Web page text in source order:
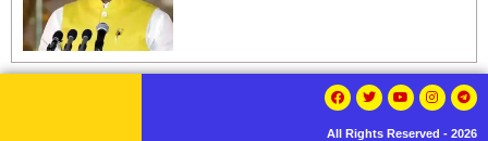
All Rights Reserved - 2026